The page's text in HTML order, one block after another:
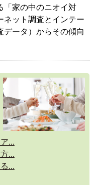
「家の中のニオイ対
ネット調査とインテー
ータ）からその傾向
...
...
...